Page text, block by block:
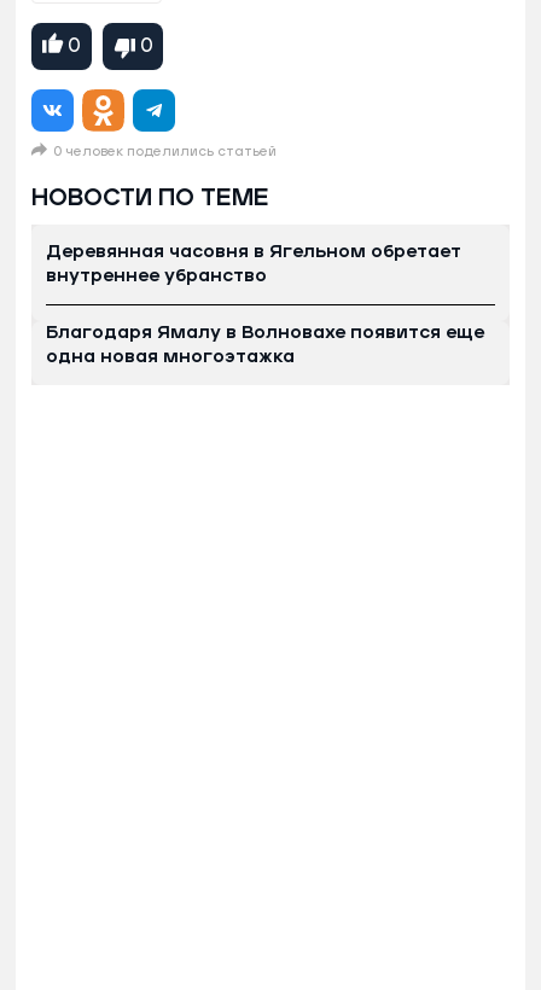
0 0
0 человек поделились статьей
НОВОСТИ ПО ТЕМЕ
Деревянная часовня в Ягельном обретает
внутреннее убранство
Благодаря Ямалу в Волновахе появится еще
одна новая многоэтажка